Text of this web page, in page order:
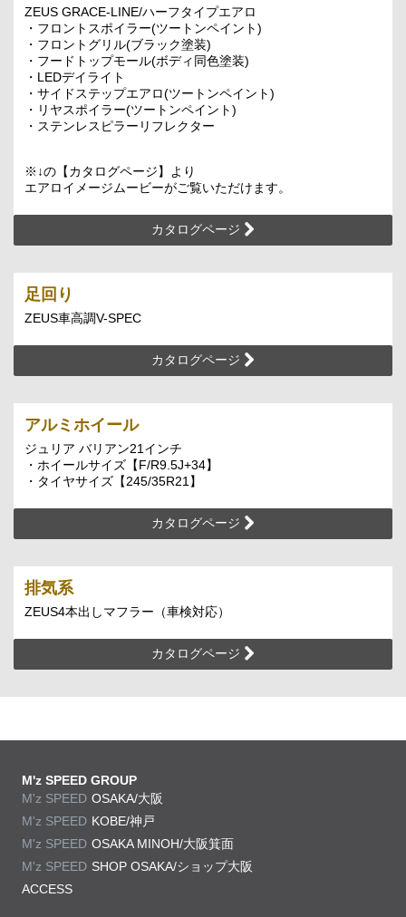
ZEUS GRACE-LINE/ハーフタイプエアロ
・フロントスポイラー(ツートンペイント)
・フロントグリル(ブラック塗装)
・フードトップモール(ボディ同色塗装)
・LEDデイライト
・サイドステップエアロ(ツートンペイント)
・リヤスポイラー(ツートンペイント)
・ステンレスピラーリフレクター
※↓の【カタログページ】より
エアロイメージムービーがご覧いただけます。
カタログページ
足回り
ZEUS車高調V-SPEC
カタログページ
アルミホイール
ジュリア バリアン21インチ
・ホイールサイズ【F/R9.5J+34】
・タイヤサイズ【245/35R21】
カタログページ
排気系
ZEUS4本出しマフラー（車検対応）
カタログページ
M'z SPEED GROUP
M'z SPEED OSAKA/大阪
M'z SPEED KOBE/神戸
M'z SPEED OSAKA MINOH/大阪箕面
M'z SPEED SHOP OSAKA/ショップ大阪
ACCESS